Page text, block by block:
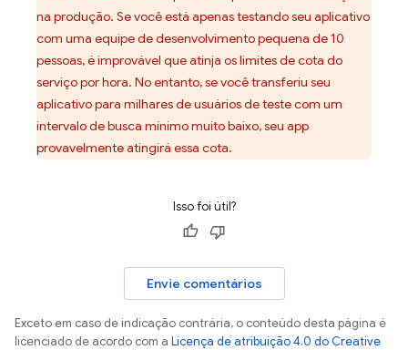
na produção. Se você está apenas testando seu aplicativo
com uma equipe de desenvolvimento pequena de 10
pessoas, é improvável que atinja os limites de cota do
serviço por hora. No entanto, se você transferiu seu
aplicativo para milhares de usuários de teste com um
intervalo de busca mínimo muito baixo, seu app
provavelmente atingirá essa cota.
Isso foi útil?
Envie comentários
Exceto em caso de indicação contrária, o conteúdo desta página é
licenciado de acordo com a Licença de atribuição 4.0 do Creative